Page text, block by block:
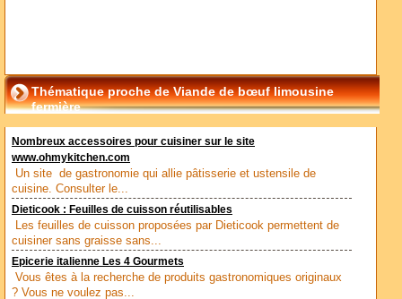
Thématique proche de Viande de bœuf limousine
fermière
Nombreux accessoires pour cuisiner sur le site
www.ohmykitchen.com
Un site de gastronomie qui allie pâtisserie et ustensile de
cuisine. Consulter le...
Dieticook : Feuilles de cuisson réutilisables
Les feuilles de cuisson proposées par Dieticook permettent de
cuisiner sans graisse sans...
Epicerie italienne Les 4 Gourmets
Vous êtes à la recherche de produits gastronomiques originaux
? Vous ne voulez pas...